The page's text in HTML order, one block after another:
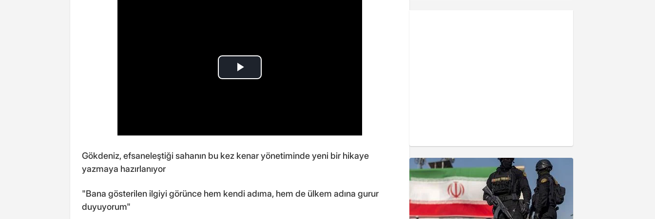
Gökdeniz, efsaneleştiği sahanın bu kez kenar yönetiminde yeni bir hikaye
yazmaya hazırlanıyor
"Bana gösterilen ilgiyi görünce hem kendi adıma, hem de ülkem adına gurur
duyuyorum"